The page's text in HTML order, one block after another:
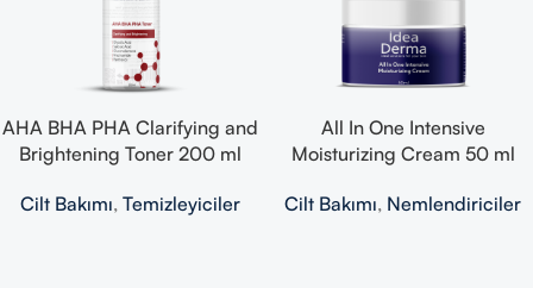
AHA BHA PHA Clarifying and
Brightening Toner 200 ml
Cilt Bakımı, Temizleyiciler
All In One Intensive
Moisturizing Cream 50 ml
Cilt Bakımı, Nemlendiriciler